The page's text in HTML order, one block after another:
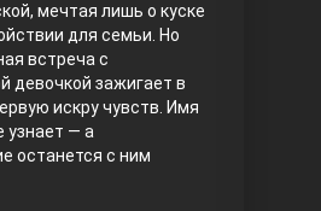
мечтая лишь о куске
для семьи. Но
встреча с
девочкой зажигает в
искру чувств. Имя
узнает — а
останется с ним